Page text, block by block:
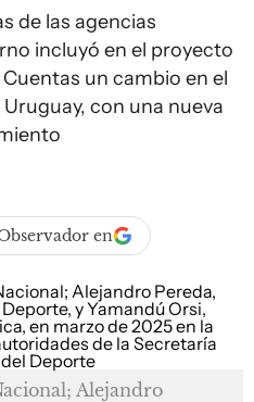
de las agencias
incluyó en el proyecto
un cambio en el
con una nueva
en
Alejandro